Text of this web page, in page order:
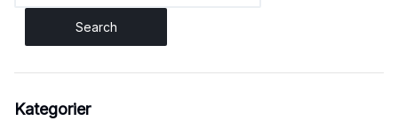
Kategorier